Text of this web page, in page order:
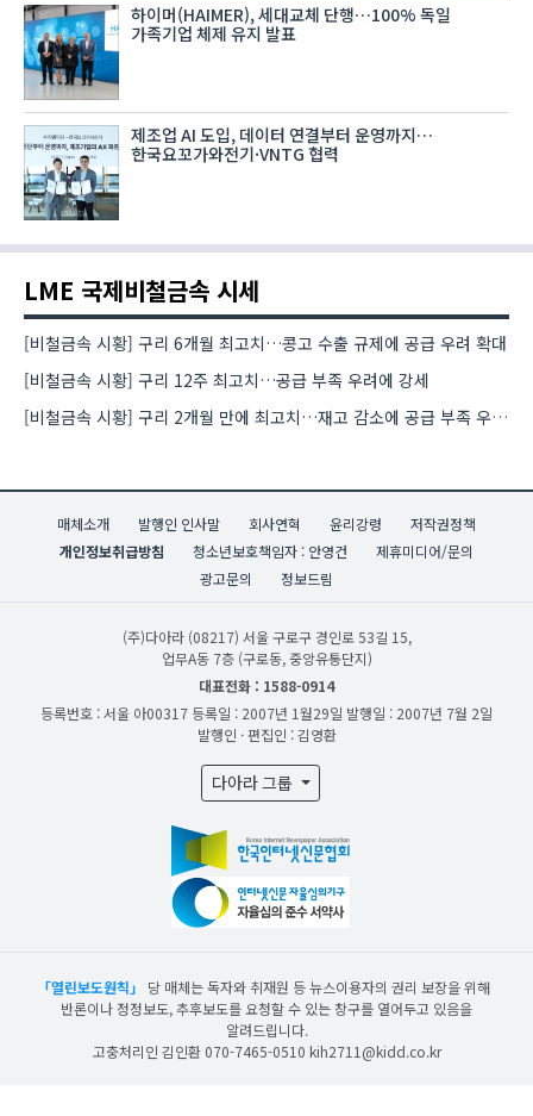
하이머(HAIMER), 세대교체 단행…100% 독일
가족기업 체제 유지 발표
제조업 AI 도입, 데이터 연결부터 운영까지…
한국요꼬가와전기·VNTG 협력
LME 국제비철금속 시세
[비철금속 시황] 구리 6개월 최고치…콩고 수출 규제에 공급 우려 확대
[비철금속 시황] 구리 12주 최고치…공급 부족 우려에 강세
[비철금속 시황] 구리 2개월 만에 최고치…재고 감소에 공급 부족 우려 확대
매체소개 발행인 인사말 회사연혁 윤리강령
저작권정책
개인정보취급방침
청소년보호책임자 : 안영건
제휴미디어/문의
광고문의
정보드림
(주)다아라 (08217) 서울 구로구 경인로 53길 15,
업무A동 7층 (구로동, 중앙유통단지)
대표전화 : 1588-0914
등록번호 : 서울 아00317 등록일 : 2007년 1월29일 발행일 : 2007년 7월 2일
발행인 · 편집인 : 김영환
다아라 그룹
「열린보도원칙」
당 매체는 독자와 취재원 등 뉴스이용자의 권리 보장을 위해
반론이나 정정보도, 추후보도를 요청할 수 있는 창구를 열어두고 있음을
알려드립니다.
고충처리인 김인환 070-7465-0510 kih2711@kidd.co.kr